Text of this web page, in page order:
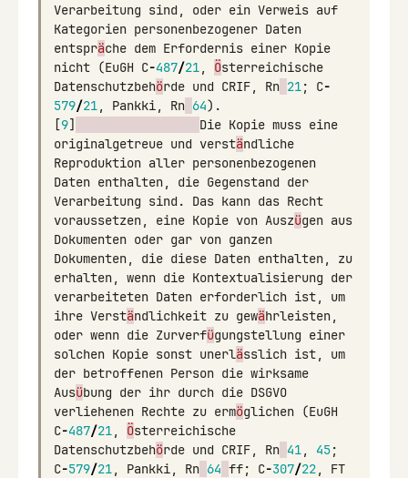
Verarbeitung sind oder ein Verweis auf
Kategorien personenbezogener Daten
entspräche dem Erfordernis einer Kopie
nicht (EuGH C-487/21 Österreichische
Datenschutzbehörde und CRIF Rn 21 ; C-
579/21 Pankki Rn 64).
[9] Die Kopie muss eine
originalgetreue und verständliche
Reproduktion aller personenbezogenen
Daten enthalten die Gegenstand der
Verarbeitung sind. Das kann das Recht
voraussetzen
eine Kopie von Auszügen aus
Dokumenten oder gar von ganzen
Dokumenten
die diese Daten enthalten
zu
erhalten
wenn die Kontextualisierung der
verarbeiteten Daten erforderlich ist
um
ihre Verständlichkeit zu gewährleisten
oder wenn die Zurverfügungstellung einer
solchen Kopie sonst unerlässlich ist
um
der betroffenen Person die wirksame
Ausübung der ihr durch die DSGVO
verliehenen Rechte zu ermöglichen (EuGH
C-487/21 Österreichische
Datenschutzbehörde und CRIF Rn 41 45;
C-579/21 Pankki Rn 64 ff; C-307/22
FT